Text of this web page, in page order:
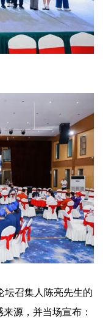
召集人陈亮先生的
源，并当场宣布：